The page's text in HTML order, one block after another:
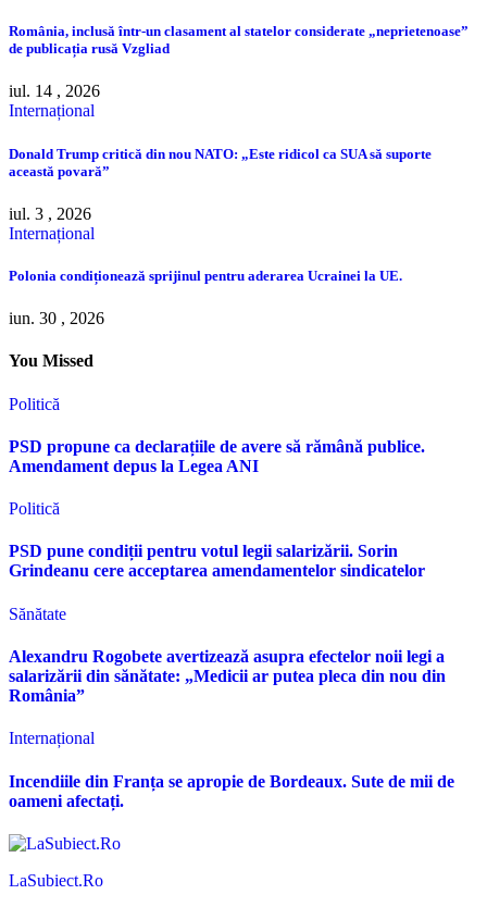
România, inclusă într-un clasament al statelor considerate „neprietenoase”
de publicația rusă Vzgliad
iul. 14 , 2026
Internațional
Donald Trump critică din nou NATO: „Este ridicol ca SUA să suporte
această povară”
iul. 3 , 2026
Internațional
Polonia condiționează sprijinul pentru aderarea Ucrainei la UE.
iun. 30 , 2026
You Missed
Politică
PSD propune ca declarațiile de avere să rămână publice.
Amendament depus la Legea ANI
Politică
PSD pune condiții pentru votul legii salarizării. Sorin
Grindeanu cere acceptarea amendamentelor sindicatelor
Sănătate
Alexandru Rogobete avertizează asupra efectelor noii legi a
salarizării din sănătate: „Medicii ar putea pleca din nou din
România”
Internațional
Incendiile din Franța se apropie de Bordeaux. Sute de mii de
oameni afectați.
LaSubiect.Ro